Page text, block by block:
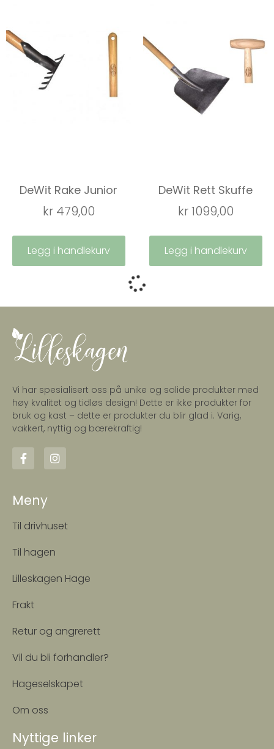
DeWit Rake Junior
kr479,00
Legg i handlekurv
DeWit Rett Skuffe
kr1099,00
Legg i handlekurv
Vi har spesialisert oss på unike og solide produkter med
høy kvalitet og tidløs design! Dette er ikke produkter for
bruk og kast – dette er produkter du blir glad i. Varig,
vakkert, nyttig og bærekraftig!
Meny
Til drivhuset
Til hagen
Lilleskagen Hage
Frakt
Retur og angrerett
Vil du bli forhandler?
Hageselskapet
Om oss
Nyttige linker